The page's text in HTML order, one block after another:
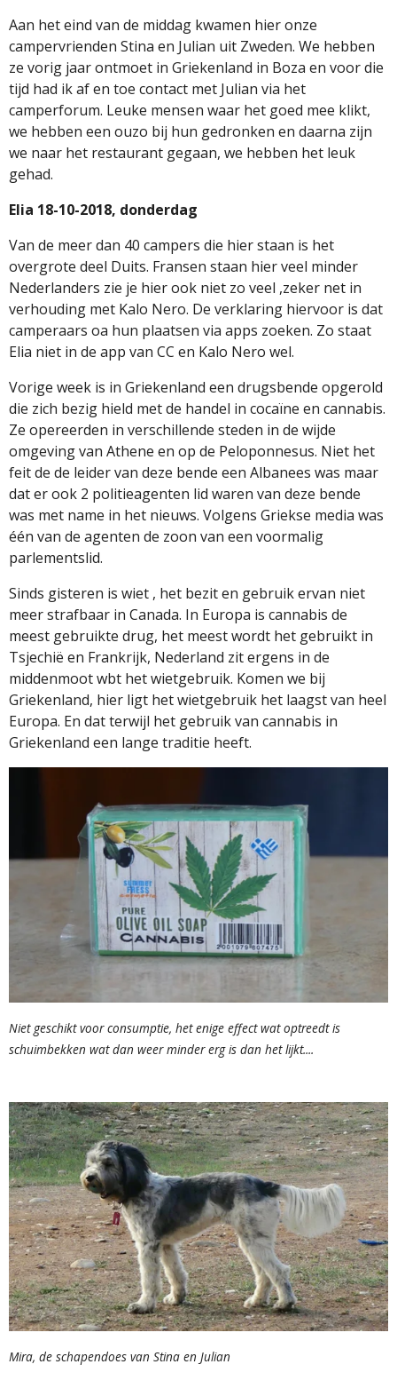
Aan het eind van de middag kwamen hier onze
campervrienden Stina en Julian uit Zweden. We hebben
ze vorig jaar ontmoet in Griekenland in Boza en voor die
tijd had ik af en toe contact met Julian via het
camperforum. Leuke mensen waar het goed mee klikt,
we hebben een ouzo bij hun gedronken en daarna zijn
we naar het restaurant gegaan, we hebben het leuk
gehad.
Elia 18-10-2018, donderdag
Van de meer dan 40 campers die hier staan is het
overgrote deel Duits. Fransen staan hier veel minder
Nederlanders zie je hier ook niet zo veel ,zeker net in
verhouding met Kalo Nero. De verklaring hiervoor is dat
camperaars oa hun plaatsen via apps zoeken. Zo staat
Elia niet in de app van CC en Kalo Nero wel.
Vorige week is in Griekenland een drugsbende opgerold
die zich bezig hield met de handel in cocaïne en cannabis.
Ze opereerden in verschillende steden in de wijde
omgeving van Athene en op de Peloponnesus. Niet het
feit de de leider van deze bende een Albanees was maar
dat er ook 2 politieagenten lid waren van deze bende
was met name in het nieuws. Volgens Griekse media was
één van de agenten de zoon van een voormalig
parlementslid.
Sinds gisteren is wiet , het bezit en gebruik ervan niet
meer strafbaar in Canada. In Europa is cannabis de
meest gebruikte drug, het meest wordt het gebruikt in
Tsjechië en Frankrijk, Nederland zit ergens in de
middenmoot wbt het wietgebruik. Komen we bij
Griekenland, hier ligt het wietgebruik het laagst van heel
Europa. En dat terwijl het gebruik van cannabis in
Griekenland een lange traditie heeft.
Niet geschikt voor consumptie, het enige effect wat optreedt is
schuimbekken wat dan weer minder erg is dan het lijkt....
Mira, de schapendoes van Stina en Julian